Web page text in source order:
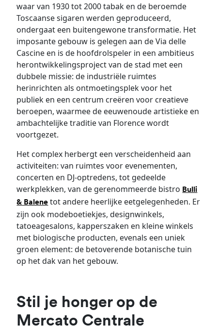
waar van 1930 tot 2000 tabak en de beroemde
Toscaanse sigaren werden geproduceerd,
ondergaat een buitengewone transformatie. Het
imposante gebouw is gelegen aan de Via delle
Cascine en is de hoofdrolspeler in een ambitieus
herontwikkelingsproject van de stad met een
dubbele missie: de industriële ruimtes
herinrichten als ontmoetingsplek voor het
publiek en een centrum creëren voor creatieve
beroepen, waarmee de eeuwenoude artistieke en
ambachtelijke traditie van Florence wordt
voortgezet.
Het complex herbergt een verscheidenheid aan
activiteiten: van ruimtes voor evenementen,
concerten en DJ-optredens, tot gedeelde
werkplekken, van de gerenommeerde bistro Bulli
& Balene tot andere heerlijke eetgelegenheden. Er
zijn ook modeboetiekjes, designwinkels,
tatoeagesalons, kapperszaken en kleine winkels
met biologische producten, evenals een uniek
groen element: de betoverende botanische tuin
op het dak van het gebouw.
Stil je honger op de
Mercato Centrale